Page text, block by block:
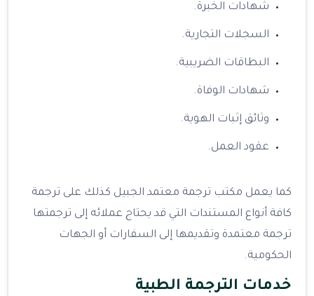
شهادات الخبرة.
السجلات التجارية.
البطاقات الضريبية.
شهادات الوفاة.
وثائق إثبات الهوية.
عقود العمل.
كما يعمل مكتب ترجمة معتمد الجبيل كذلك على ترجمة
كافة أنواع المستندات التي قد يحتاج عملائه إلى ترجمتها
ترجمة معتمدة وتقديمها إلى السفارات أو الجهات
الحكومية.
خدمات الترجمة الطبية